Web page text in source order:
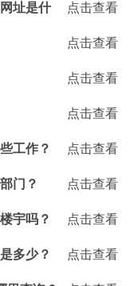
点击查看
址是什
点击查看
点击查看
点击查看
点击查看
工作？
点击查看
门？
点击查看
宇吗？
点击查看
多少？